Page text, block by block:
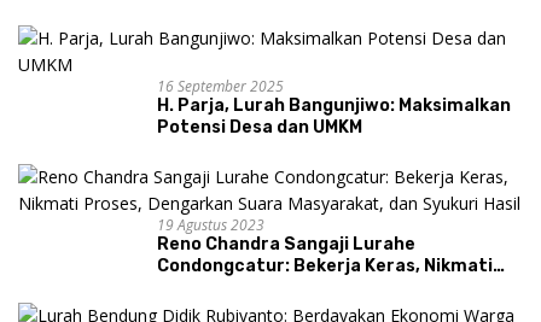
16 September 2025
H. Parja, Lurah Bangunjiwo: Maksimalkan
Potensi Desa dan UMKM
19 Agustus 2023
Reno Chandra Sangaji Lurahe
Condongcatur: Bekerja Keras, Nikmati
dan Syukuri Hasil